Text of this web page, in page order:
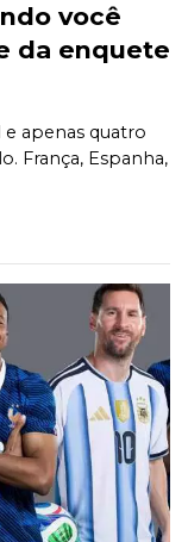
você
da enquete
apenas quatro
França, Espanha,